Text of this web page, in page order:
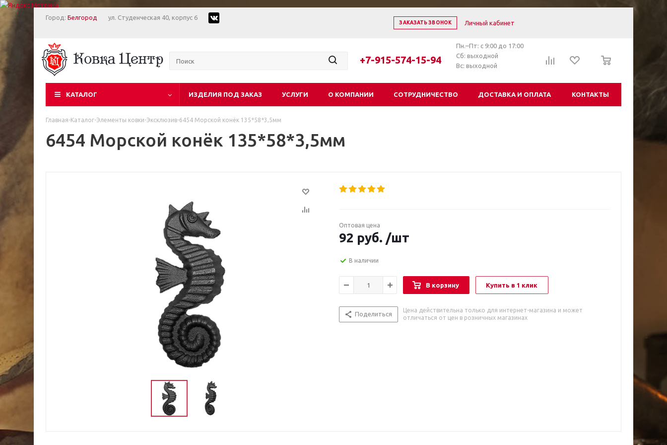
Город: Белгород ул. Студенческая 40, корпус 6
ЗАКАЗАТЬ ЗВОНОК Личный кабинет
+7-915-574-15-94
Пн.–Пт: с 9:00 до 17:00
Сб: выходной
Вс: выходной
КАТАЛОГ ИЗДЕЛИЯ ПОД ЗАКАЗ УСЛУГИ О КОМПАНИИ СОТРУДНИЧЕСТВО ДОСТАВКА И ОПЛАТА КОНТАКТЫ
Главная-Каталог-Элементы ковки-Эксклюзив-6454 Морской конёк 135*58*3,5мм
6454 Морской конёк 135*58*3,5мм
Оптовая цена
92 руб. /шт
В наличии
В корзину Купить в 1 клик
Поделиться
Цена действительна только для интернет-магазина и может
отличаться от цен в розничных магазинах